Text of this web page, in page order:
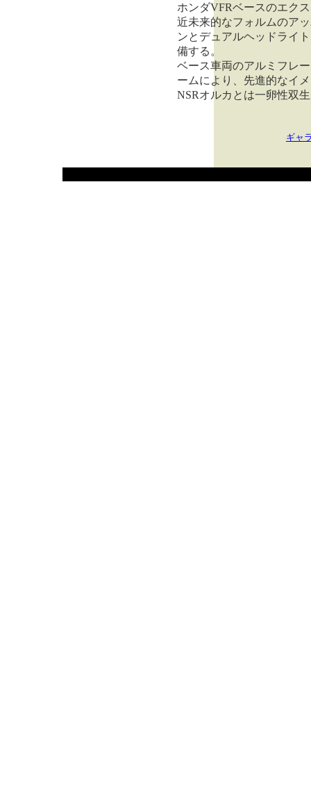
ホンダVFRベースのエク
近未来的なフォルムのア
ンとデュアルヘッドライ
備する。
ベース車両のアルミフレ
ームにより、先進的なイ
NSRオルカとは一卵性双
ギャ